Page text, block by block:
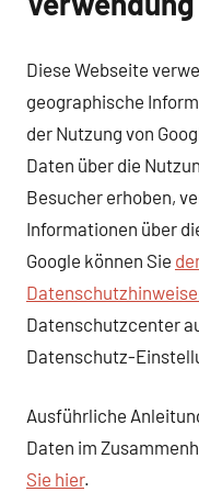
Diese Webseite
geographische
der Nutzung von
Daten über die
Besucher erhoben,
Informationen über
Google können Sie
Datenschutzcenter
Datenschutz-
Ausführliche
Daten im
Sie hier.